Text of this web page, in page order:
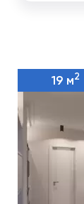
19 м2